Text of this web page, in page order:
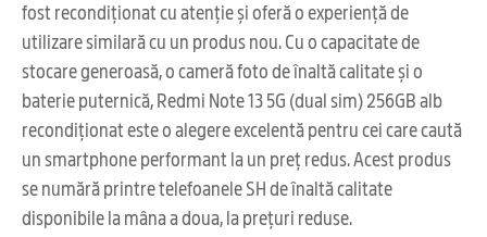
fost recondiționat cu atenție și oferă o experiență de
utilizare similară cu un produs nou. Cu o capacitate de
stocare generoasă, o cameră foto de înaltă calitate și o
baterie puternică, Redmi Note 13 5G (dual sim) 256GB alb
recondiționat este o alegere excelentă pentru cei care caută
un smartphone performant la un preț redus. Acest produs
se numără printre telefoanele SH de înaltă calitate
disponibile la mâna a doua, la prețuri reduse.